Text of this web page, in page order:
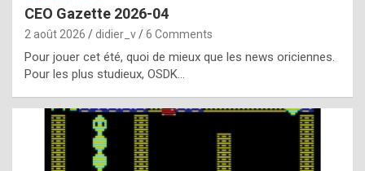
u
l
CEO Gazette 2026-04
2 août 2026 didier_v 6 Comments
Pour jouer cet été, quoi de mieux que les news oriciennes.
Pour les plus studieux, OSDK…